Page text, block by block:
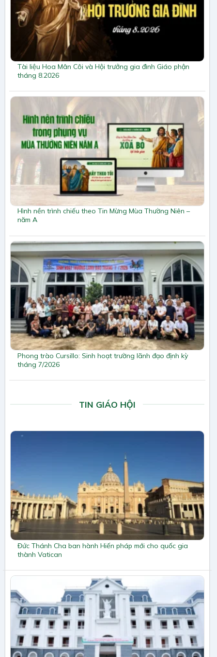
Tài liệu Hoa Mân Côi và Hội trưởng gia đình Giáo phận
tháng 8.2026
Hình nền trình chiếu theo Tin Mừng Mùa Thường Niên –
năm A
Phong trào Cursillo: Sinh hoạt trường lãnh đạo định kỳ
tháng 7/2026
TIN GIÁO HỘI
Đức Thánh Cha ban hành Hiến pháp mới cho quốc gia
thành Vatican